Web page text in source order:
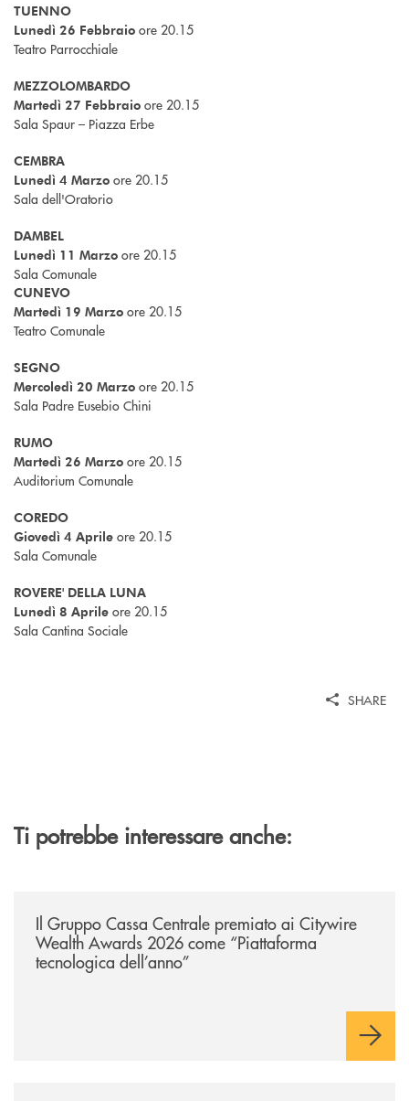
TUENNO
Lunedì 26 Febbraio ore 20.15
Teatro Parrocchiale
MEZZOLOMBARDO
Martedì 27 Febbraio ore 20.15
Sala Spaur – Piazza Erbe
CEMBRA
Lunedì 4 Marzo ore 20.15
Sala dell'Oratorio
DAMBEL
Lunedì 11 Marzo ore 20.15
Sala Comunale
CUNEVO
Martedì 19 Marzo ore 20.15
Teatro Comunale
SEGNO
Mercoledì 20 Marzo ore 20.15
Sala Padre Eusebio Chini
RUMO
Martedì 26 Marzo ore 20.15
Auditorium Comunale
COREDO
Giovedì 4 Aprile ore 20.15
Sala Comunale
ROVERE' DELLA LUNA
Lunedì 8 Aprile ore 20.15
Sala Cantina Sociale
SHARE
Ti potrebbe interessare anche:
Il Gruppo Cassa Centrale premiato ai Citywire
Wealth Awards 2026 come “Piattaforma
tecnologica dell’anno”